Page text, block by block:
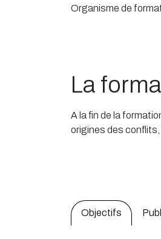
Organisme de
La
A la fin de la
origines des conflits,
Objectifs